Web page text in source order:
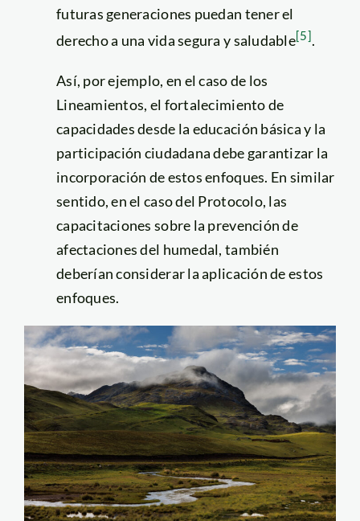
futuras generaciones puedan tener el
derecho a una vida segura y saludable[5].
Así, por ejemplo, en el caso de los
Lineamientos, el fortalecimiento de
capacidades desde la educación básica y la
participación ciudadana debe garantizar la
incorporación de estos enfoques. En similar
sentido, en el caso del Protocolo, las
capacitaciones sobre la prevención de
afectaciones del humedal, también
deberían considerar la aplicación de estos
enfoques.